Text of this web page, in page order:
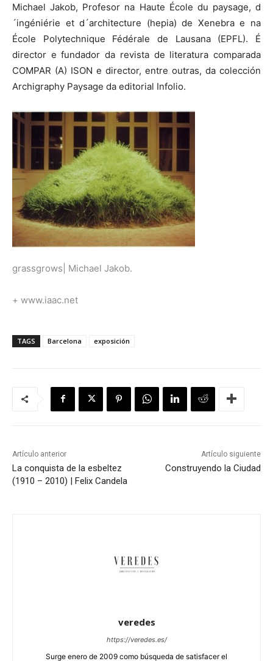
Michael Jakob, Profesor na Haute École du paysage, d
´ingéniérie et d´architecture (hepia) de Xenebra e na
École Polytechnique Fédérale de Lausana (EPFL). É
director e fundador da revista de literatura comparada
COMPAR (A) ISON e director, entre outras, da colección
Archigraphy Paysage da editorial Infolio.
grassgrows| Michael Jakob.
+ www.iaac.net
TAGS Barcelona exposición
Artículo anterior
La conquista de la esbeltez
(1910 – 2010) | Felix Candela
Artículo siguiente
Construyendo la Ciudad
veredes
https://veredes.es/
Surge enero de 2009 como búsqueda de satisfacer el